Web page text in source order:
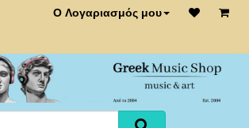
Ο Λογαριασμός μου